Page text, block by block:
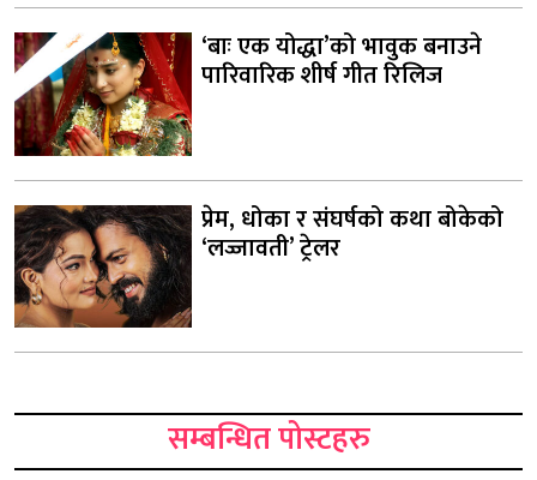
‘बाः एक योद्धा’को भावुक बनाउने
पारिवारिक शीर्ष गीत रिलिज
प्रेम, धोका र संघर्षको कथा बोकेको
‘लज्जावती’ ट्रेलर
सम्बन्धित पोस्टहरु